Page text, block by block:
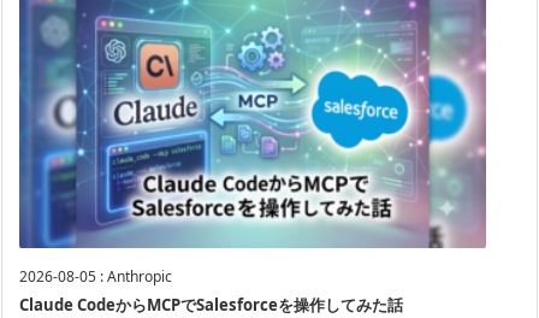
2026-08-05 :Anthropic
Claude CodeからMCPでSalesforceを操作してみた話